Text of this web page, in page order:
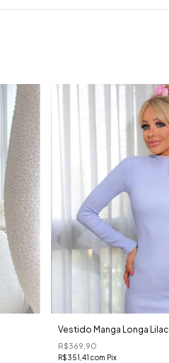
Vestido Manga Longa Lilac
R$369,90
R$351,41 com Pix